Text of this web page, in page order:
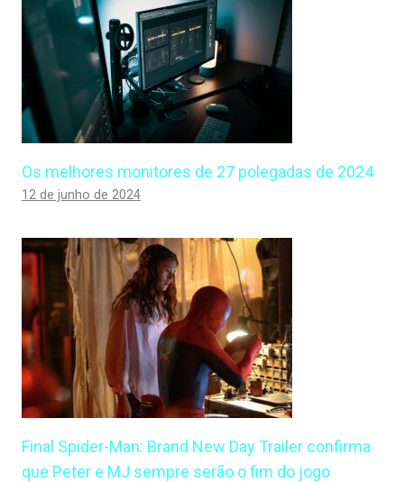
Os melhores monitores de 27 polegadas de 2024
12 de junho de 2024
Final Spider-Man: Brand New Day Trailer confirma
que Peter e MJ sempre serão o fim do jogo